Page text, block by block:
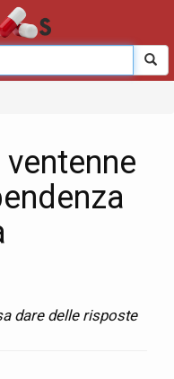
dare delle risposte